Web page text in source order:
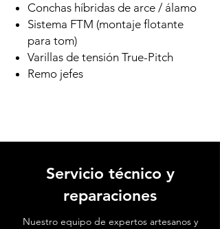
Conchas híbridas de arce / álamo
Sistema FTM (montaje flotante
para tom)
Varillas de tensión True-Pitch
Remo jefes
Servicio técnico y
reparaciones
Nuestro equipo de expertos artesanos y